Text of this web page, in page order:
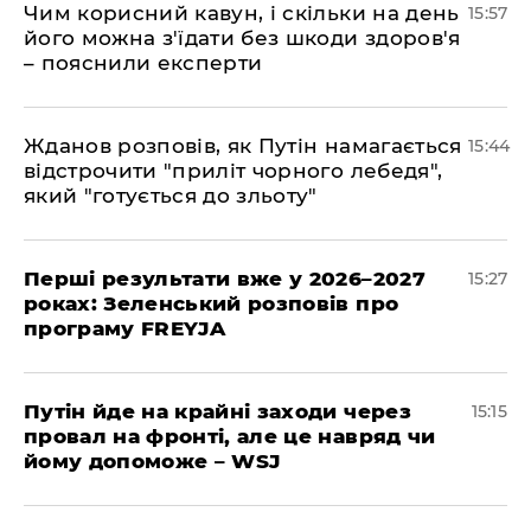
Чим корисний кавун, і скільки на день
його можна з'їдати без шкоди здоров'я
– пояснили експерти
15:57
Жданов розповів, як Путін намагається
відстрочити "приліт чорного лебедя",
який "готується до зльоту"
15:44
Перші результати вже у 2026–2027
роках: Зеленський розповів про
програму FREYJA
15:27
Путін йде на крайні заходи через
провал на фронті, але це навряд чи
йому допоможе – WSJ
15:15